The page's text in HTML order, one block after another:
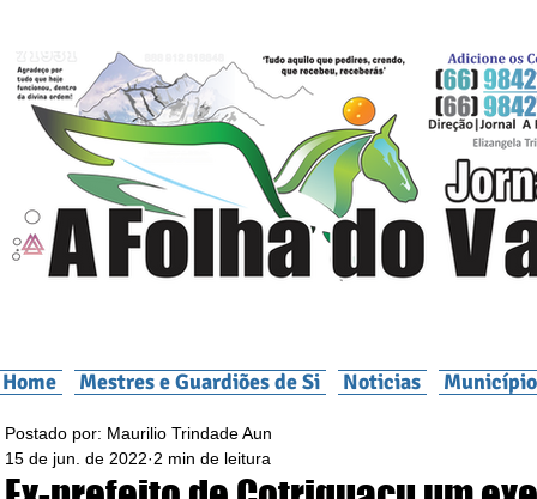
Home Mestres e Guardiões de Si Noticias
Postado por: Maurilio Trindade Aun
15 de jun. de 2022 2 min de leitura